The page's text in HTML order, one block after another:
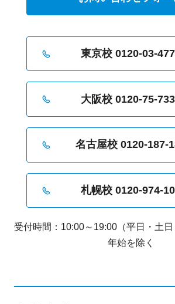
東京校 0120-03-
大阪校 0120-75-
名古屋校 0120-187-
札幌校 0120-974-
受付時間：10:00～19:00（平日・土
年始を除く